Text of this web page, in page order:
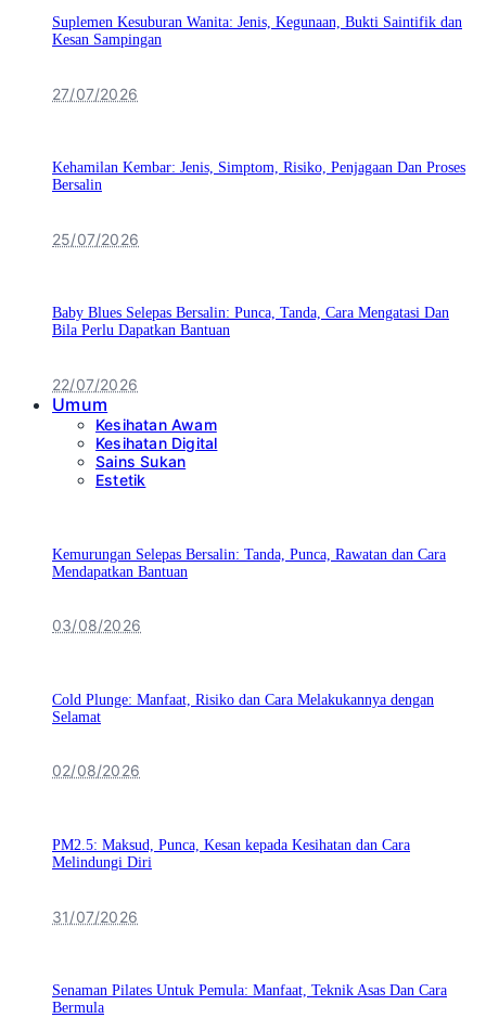
Suplemen Kesuburan Wanita: Jenis, Kegunaan, Bukti Saintifik dan
Kesan Sampingan
27/07/2026
Kehamilan Kembar: Jenis, Simptom, Risiko, Penjagaan Dan Proses
Bersalin
25/07/2026
Baby Blues Selepas Bersalin: Punca, Tanda, Cara Mengatasi Dan
Bila Perlu Dapatkan Bantuan
22/07/2026
Umum
Kesihatan Awam
Kesihatan Digital
Sains Sukan
Estetik
Kemurungan Selepas Bersalin: Tanda, Punca, Rawatan dan Cara
Mendapatkan Bantuan
03/08/2026
Cold Plunge: Manfaat, Risiko dan Cara Melakukannya dengan
Selamat
02/08/2026
PM2.5: Maksud, Punca, Kesan kepada Kesihatan dan Cara
Melindungi Diri
31/07/2026
Senaman Pilates Untuk Pemula: Manfaat, Teknik Asas Dan Cara
Bermula